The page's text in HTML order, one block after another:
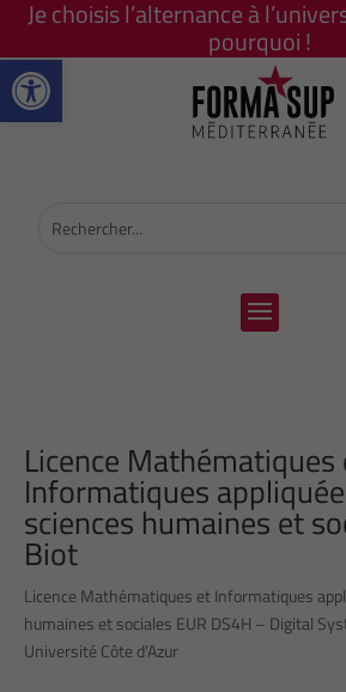
Ouvrir la barre d’outils
Je choisis l’alternance à
pourquoi !
Licence Mathématiques
Informatiques
sciences humaines et
Biot
Licence Mathématiques et Informatiques
humaines et sociales EUR DS4H – Digital
Université Côte d’Azur